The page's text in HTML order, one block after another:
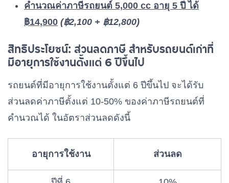
คำนวณค่าภาษีรถยนต์ 5,000 cc อายุ 5 ปี ได้
฿14,900 (฿2,100 + ฿12,800)
สิทธิประโยชน์: ส่วนลดภาษี สำหรับรถยนต์เก่าที่
มีอายุการใช้งานตั้งแต่ 6 ปีขึ้นไป
รถยนต์ที่มีอายุการใช้งานตั้งแต่ 6 ปีขึ้นไป จะได้รับ
ส่วนลดค่าภาษีตั้งแต่ 10-50% ของค่าภาษีรถยนต์ที่
คำนวณได้ ในอัตราส่วนลดดังนี้
อายุการใช้งาน ส่วนลด